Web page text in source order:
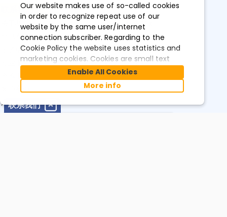
联系我们
联系我们
关于我们
全球布局
招贤纳士
专业服务
企业级解决方案
数字零售解决方案
智联解决方案
数据与洞察
资源中心
客户案例
产品文档
专业洞察
Our website makes use of so-called cookies
in order to recognize repeat use of our
website by the same user/internet
connection subscriber. Regarding to the
Cookie Policy the website uses statistics and
marketing cookies. Cookies are small text
files that your internet browser downloads
and stores on your computer. They are used
to improve our website and services. In most
that are deleted once you leave our website.
Enable All Cookies
More info